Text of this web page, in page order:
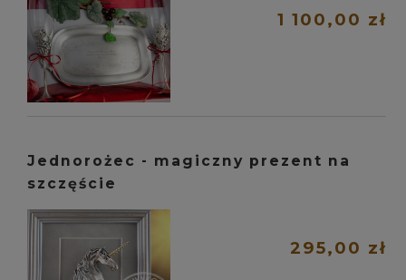
1 100,00 zł
Jednorożec - magiczny prezent na
szczęście
295,00 zł